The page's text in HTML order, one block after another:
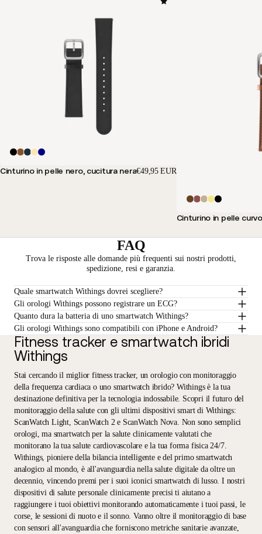
Cinturino in pelle nero, cucitura nera€49,95 EUR
Cinturino in pelle
FAQ
Trova le risposte alle domande più frequenti sui nostri prodotti,
spedizione, resi e garanzia.
Quale smartwatch Withings dovrei scegliere?
Gli orologi Withings possono registrare un ECG?
Quanto dura la batteria di uno smartwatch Withings?
Gli orologi Withings sono compatibili con iPhone e Android?
Fitness tracker e smartwatch ibridi
Withings
Stai cercando il miglior fitness tracker, un orologio con monitoraggio
della frequenza cardiaca o uno smartwatch ibrido? Withings è la tua
destinazione definitiva per la tecnologia indossabile. Scopri il futuro del
monitoraggio della salute con gli ultimi dispositivi smart di Withings:
ScanWatch Light, ScanWatch 2 e ScanWatch Nova. Non sono semplici
orologi, ma smartwatch per la salute clinicamente valutati che
monitorano la tua salute cardiovascolare e la tua forma fisica 24/7.
Withings, pioniere della bilancia intelligente e del primo smartwatch
analogico al mondo, è all'avanguardia nella salute digitale da oltre un
decennio, vincendo premi per i suoi iconici smartwatch di lusso. I nostri
dispositivi di salute personale clinicamente precisi ti aiutano a
raggiungere i tuoi obiettivi monitorando automaticamente i tuoi passi, le
corse, le sessioni di nuoto e il sonno. Vanno oltre il monitoraggio di base
con sensori all'avanguardia che forniscono metriche sanitarie avanzate,